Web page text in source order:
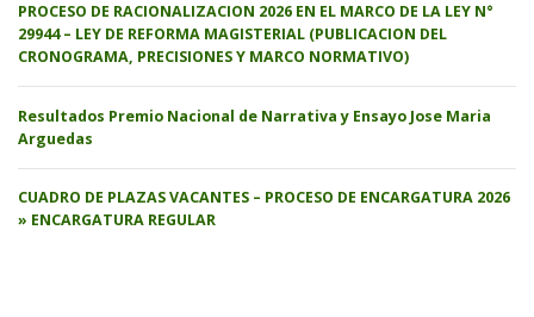
PROCESO DE RACIONALIZACION 2026 EN EL MARCO DE LA LEY N°
29944 – LEY DE REFORMA MAGISTERIAL (PUBLICACION DEL
CRONOGRAMA, PRECISIONES Y MARCO NORMATIVO)
Resultados Premio Nacional de Narrativa y Ensayo Jose Maria
Arguedas
CUADRO DE PLAZAS VACANTES – PROCESO DE ENCARGATURA 2026
» ENCARGATURA REGULAR